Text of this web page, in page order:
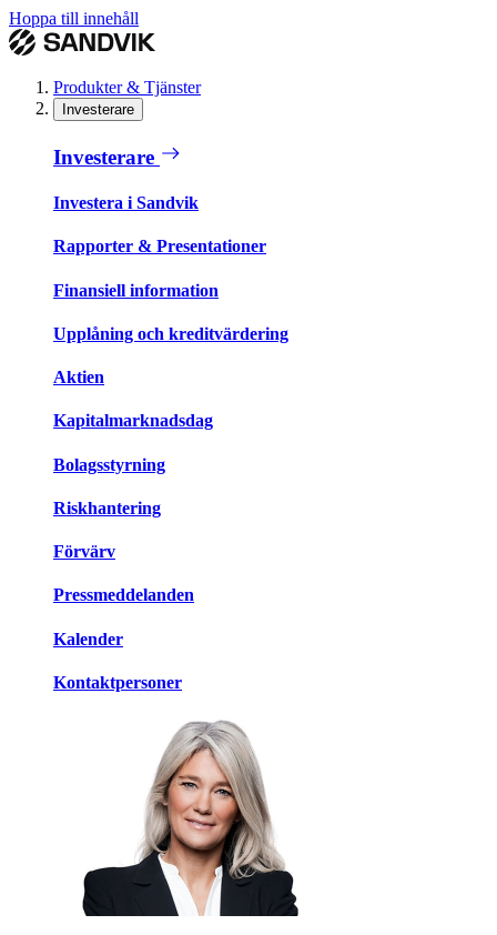
Hoppa till innehåll
Produkter & Tjänster
Investerare
Investerare
Investera i Sandvik
Rapporter & Presentationer
Finansiell information
Upplåning och kreditvärdering
Aktien
Kapitalmarknadsdag
Bolagsstyrning
Riskhantering
Förvärv
Pressmeddelanden
Kalender
Kontaktpersoner